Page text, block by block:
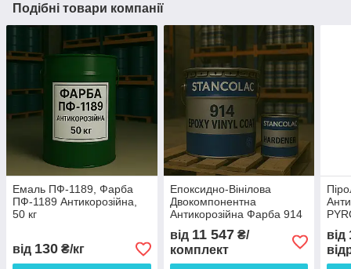
Подібні товари компанії
Емаль ПФ-1189, Фарба
ПФ-1189 Антикорозійна,
50 кг
від 130 ₴/кг
Епоксидно-Вінілова
Двокомпонентна
Антикорозійна Фарба 914
EPOXY VINYL MASTIC
STANCOLAC, 18/20 КГ+5
КГ
від 11 547₴/
комплект
від